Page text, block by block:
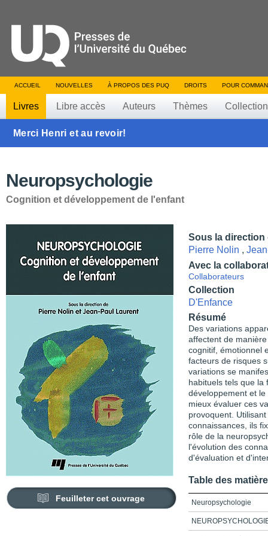
ACCUEIL NOUVELLES À PROPOS DES PUQ DROITS POUR
Livres Libre accès Auteurs Thèmes
Merci Henri et au revoir!
Neuropsychologie
Cognition et développement de l'enfant
Feuilleter cet ouvrage
Sous la direction
Pierre Nolin ,
Avec la
Collaborateurs
Collection
D'Enfance
Résumé
Des variations
affectent de
cognitif, émotionnel
facteurs de risques
variations se
habituels tels que la
développement et
mieux évaluer ces
provoquent.
connaissances, ils
rôle de la
l'évolution des
d'évaluation et
Table des
Neuropsychologie